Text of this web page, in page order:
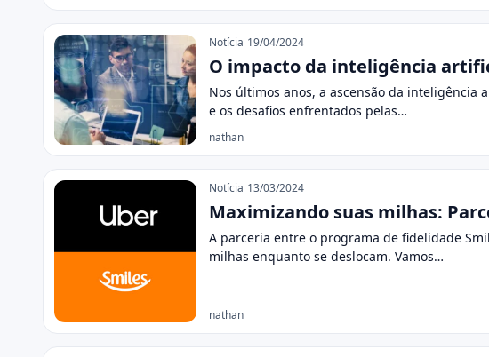
Notícia 19/04/2024
O impacto da inteligência
Nos últimos anos, a ascensão da
e os desafios enfrentados pelas…
nathan
Notícia 13/03/2024
Maximizando suas milhas:
A parceria entre o programa de fidelidade
milhas enquanto se deslocam. Vamos…
nathan